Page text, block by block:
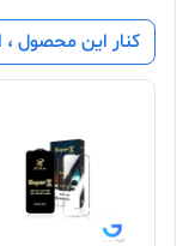
کنار این محصول ،